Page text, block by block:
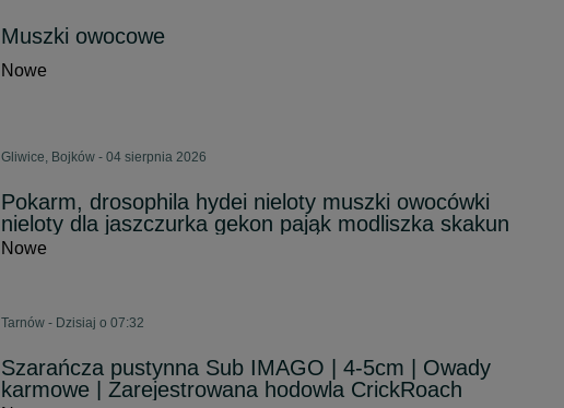
Muszki owocowe
Nowe
Gliwice, Bojków - 04 sierpnia 2026
Pokarm, drosophila hydei nieloty muszki owocówki
nieloty dla jaszczurka gekon pająk modliszka skakun
Nowe
Tarnów - Dzisiaj o 07:32
Szarańcza pustynna Sub IMAGO | 4-5cm | Owady
karmowe | Zarejestrowana hodowla CrickRoach